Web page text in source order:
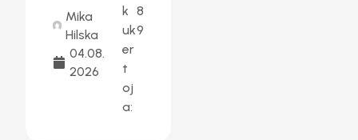
Mika
Hilska
04.08.
2026
k
uk
er
t
oj
a:
8
9